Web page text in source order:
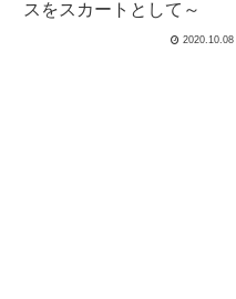
スをスカートとして～
2020.10.08